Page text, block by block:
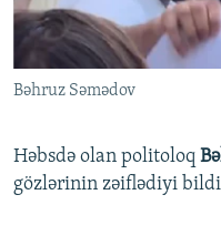
Bəhruz Səmədov
Həbsdə olan politoloq
gözlərinin zəiflədiyi